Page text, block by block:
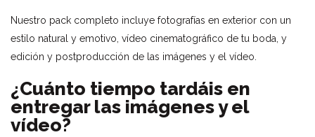
Nuestro pack completo incluye fotografías en exterior con un
estilo natural y emotivo, vídeo cinematográfico de tu boda, y
edición y postproducción de las imágenes y el vídeo.
¿Cuánto tiempo tardáis en
entregar las imágenes y el
vídeo?